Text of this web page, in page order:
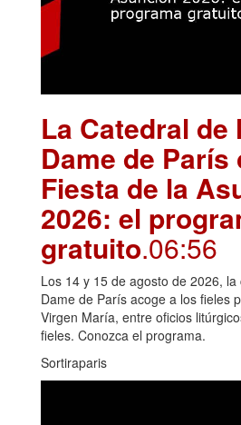
La Catedral de
Dame de París
Fiesta de la
2026: el
gratuito.06:56
Los 14 y 15 de agosto de 2026,
Dame de París acoge a los fieles
Virgen María, entre oficios
fieles. Conozca el programa.
Sortiraparis